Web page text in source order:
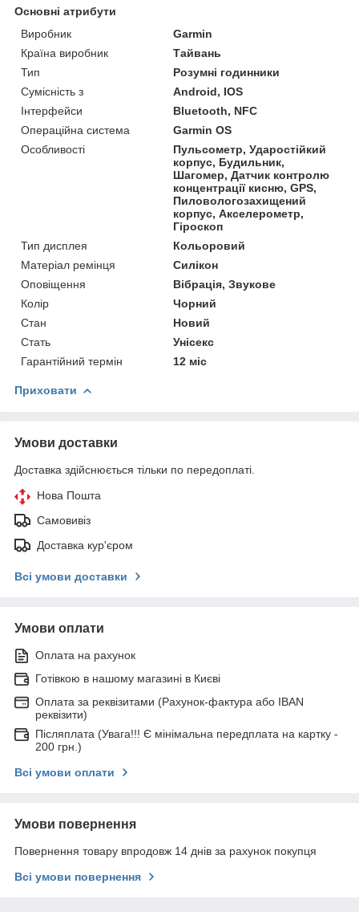
Основні атрибути
Виробник
Garmin
Країна виробник
Тайвань
Тип
Розумні годинники
Сумісність з
Android, IOS
Інтерфейси
Bluetooth, NFC
Операційна система
Garmin OS
Особливості
Пульсометр, Ударостійкий
корпус, Будильник,
Шагомер, Датчик контролю
концентрації кисню, GPS,
Пиловологозахищений
корпус, Акселерометр,
Гіроскоп
Тип дисплея
Кольоровий
Матеріал ремінця
Силікон
Оповіщення
Вібрація, Звукове
Колір
Чорний
Стан
Новий
Стать
Унісекс
Гарантійний термін
12 міс
Приховати
Умови доставки
Доставка здійснюється тільки по передоплаті.
Нова Пошта
Самовивіз
Доставка кур'єром
Всі умови доставки
Умови оплати
Оплата на рахунок
Готівкою в нашому магазині в Києві
Оплата за реквізитами (Рахунок-фактура або IBAN
реквізити)
Післяплата (Увага!!! Є мінімальна передплата на картку -
200 грн.)
Всі умови оплати
Умови повернення
Повернення товару впродовж 14 днів за рахунок покупця
Всі умови повернення